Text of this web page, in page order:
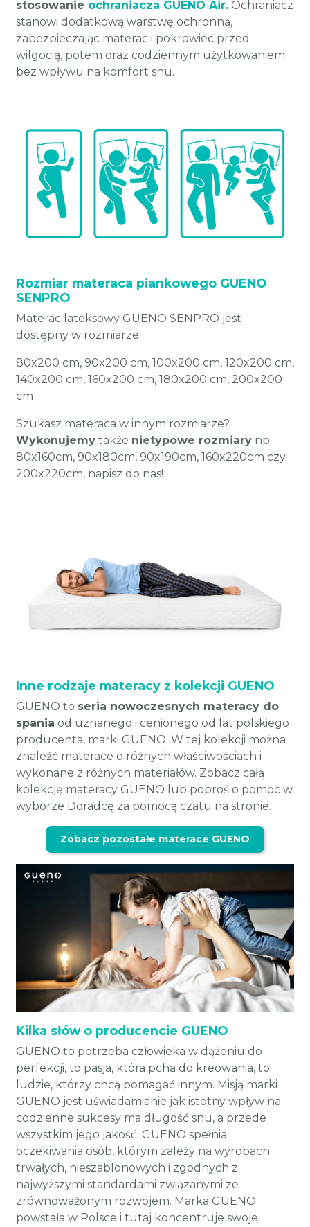
stosowanie ochraniacza GUENO Air. Ochraniacz
stanowi dodatkową warstwę ochronną,
zabezpieczając materac i pokrowiec przed
wilgocią, potem oraz codziennym użytkowaniem
bez wpływu na komfort snu.
Rozmiar materaca piankowego GUENO
SENPRO
Materac lateksowy GUENO SENPRO jest
dostępny w rozmiarze:
80x200 cm, 90x200 cm, 100x200 cm, 120x200 cm,
140x200 cm, 160x200 cm, 180x200 cm, 200x200
cm
Szukasz materaca w innym rozmiarze?
Wykonujemy także nietypowe rozmiary np.
80x160cm, 90x180cm, 90x190cm, 160x220cm czy
200x220cm, napisz do nas!
Inne rodzaje materacy z kolekcji GUENO
GUENO to seria nowoczesnych materacy do
spania od uznanego i cenionego od lat polskiego
producenta, marki GUENO. W tej kolekcji można
znaleźć materace o różnych właściwościach i
wykonane z różnych materiałów. Zobacz całą
kolekcję materacy GUENO lub poproś o pomoc w
wyborze Doradcę za pomocą czatu na stronie.
Zobacz pozostałe materace GUENO
Kilka słów o producencie GUENO
GUENO to potrzeba człowieka w dążeniu do
perfekcji, to pasja, która pcha do kreowania, to
ludzie, którzy chcą pomagać innym. Misją marki
GUENO jest uświadamianie jak istotny wpływ na
codzienne sukcesy ma długość snu, a przede
wszystkim jego jakość. GUENO spełnia
oczekiwania osób, którym zależy na wyrobach
trwałych, nieszablonowych i zgodnych z
najwyższymi standardami związanymi ze
zrównoważonym rozwojem. Marka GUENO
powstała w Polsce i tutaj koncentruje swoje